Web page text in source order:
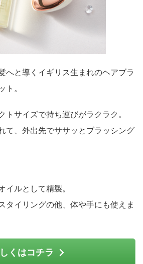
へと導くイギリス生まれのヘアブラ
ト。
トサイズで持ち運びがラクラク。
て、外出先でササッとブラッシング
イルとして精製。
タイリングの他、体や手にも使えま
くはコチラ